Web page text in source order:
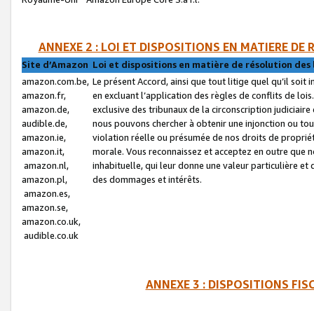
ANNEXE 2 : LOI ET DISPOSITIONS EN MATIERE DE
Site d’Amazon Loi et dispositions en matière de résolution
amazon.com.be,
amazon.fr,
amazon.de,
audible.de,
amazon.ie,
amazon.it,
amazon.nl,
amazon.pl,
amazon.es,
amazon.se,
amazon.co.uk,
audible.co.uk
Le présent Accord, ainsi que tout litige quel qu’il soit
en excluant l’application des règles de conflits de
exclusive des tribunaux de la circonscription
nous pouvons chercher à obtenir une injonction ou
violation réelle ou présumée de nos droits de
morale. Vous reconnaissez et acceptez en outre que
inhabituelle, qui leur donne une valeur particulière
des dommages et intérêts.
ANNEXE 3 : DISPOSITIONS